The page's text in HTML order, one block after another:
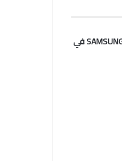
أفضل فني شاشات سامسونج SAMSUNG في